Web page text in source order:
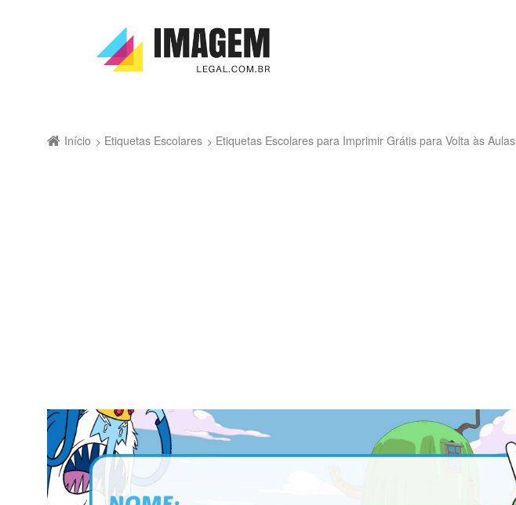
Início Etiquetas Escolares Etiquetas Escolares para Imprimir Grátis para Volta às Aulas